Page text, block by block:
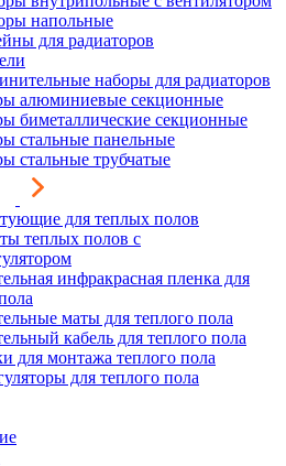
напольные
для радиаторов
наборы для радиаторов
алюминиевые секционные
биметаллические секционные
стальные панельные
стальные трубчатые
для теплых полов
теплых полов с
инфракрасная пленка для
маты для теплого пола
кабель для теплого пола
для монтажа теплого пола
для теплого пола